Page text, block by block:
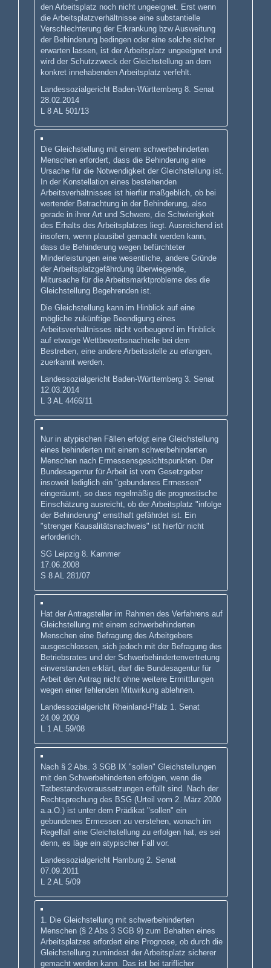
den Arbeitsplatz noch nicht ungeeignet. Erst wenn
die Arbeitsplatzverhältnisse eine substantielle
Verschlechterung der Erkrankung bzw Ausweitung
der Behinderung bedingen oder eine solche sicher
erwarten lassen, ist der Arbeitsplatz ungeeignet und
wird der Schutzzweck der Gleichstellung an dem
konkret innehabenden Arbeitsplatz verfehlt.
Landessozialgericht Baden-Württemberg 8. Senat
28.02.2014
L 8 AL 501/13
Die Gleichstellung mit einem schwerbehinderten
Menschen erfordert, dass die Behinderung eine
Ursache für die Notwendigkeit der Gleichstellung ist.
In der Konstellation eines bestehenden
Arbeitsverhältnisses ist hierfür maßgeblich, ob bei
wertender Betrachtung in der Behinderung, also
gerade in ihrer Art und Schwere, die Schwierigkeit
des Erhalts des Arbeitsplatzes liegt. Ausreichend ist
insofern, wenn plausibel gemacht werden kann,
dass die Behinderung wegen befürchteter
Minderleistungen eine wesentliche, andere Gründe
der Arbeitsplatzgefährdung überwiegende,
Mitursache für die Arbeitsmarktprobleme des die
Gleichstellung Begehrenden ist.
Die Gleichstellung kann im Hinblick auf eine
mögliche zukünftige Beendigung eines
Arbeitsverhältnisses nicht vorbeugend im Hinblick
auf etwaige Wettbewerbsnachteile bei dem
Bestreben, eine andere Arbeitsstelle zu erlangen,
zuerkannt werden.
Landessozialgericht Baden-Württemberg 3. Senat
12.03.2014
L 3 AL 4466/11
Nur in atypischen Fällen erfolgt eine Gleichstellung
eines behinderten mit einem schwerbehinderten
Menschen nach Ermessensgesichtspunkten. Der
Bundesagentur für Arbeit ist vom Gesetzgeber
insoweit lediglich ein "gebundenes Ermessen"
eingeräumt, so dass regelmäßig die prognostische
Einschätzung ausreicht, ob der Arbeitsplatz "infolge
der Behinderung" ernsthaft gefährdet ist. Ein
"strenger Kausalitätsnachweis" ist hierfür nicht
erforderlich.
SG Leipzig 8. Kammer
17.06.2008
S 8 AL 281/07
Hat der Antragsteller im Rahmen des Verfahrens auf
Gleichstellung mit einem schwerbehinderten
Menschen eine Befragung des Arbeitgebers
ausgeschlossen, sich jedoch mit der Befragung des
Betriebsrates und der Schwerbehindertenvertretung
einverstanden erklärt, darf die Bundesagentur für
Arbeit den Antrag nicht ohne weitere Ermittlungen
wegen einer fehlenden Mitwirkung ablehnen.
Landessozialgericht Rheinland-Pfalz 1. Senat
24.09.2009
L 1 AL 59/08
Nach § 2 Abs. 3 SGB IX "sollen" Gleichstellungen
mit den Schwerbehinderten erfolgen, wenn die
Tatbestandsvoraussetzungen erfüllt sind. Nach der
Rechtsprechung des BSG (Urteil vom 2. März 2000
a.a.O.) ist unter dem Prädikat "sollen" ein
gebundenes Ermessen zu verstehen, wonach im
Regelfall eine Gleichstellung zu erfolgen hat, es sei
denn, es läge ein atypischer Fall vor.
Landessozialgericht Hamburg 2. Senat
07.09.2011
L 2 AL 5/09
1. Die Gleichstellung mit schwerbehinderten
Menschen (§ 2 Abs 3 SGB 9) zum Behalten eines
Arbeitsplatzes erfordert eine Prognose, ob durch die
Gleichstellung zumindest der Arbeitsplatz sicherer
gemacht werden kann. Das ist bei tariflicher